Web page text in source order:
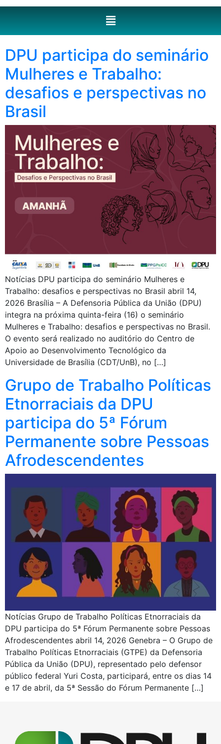
DPU participa do seminário
Mulheres e Trabalho:
desafios e perspectivas no
Brasil
Notícias DPU participa do seminário Mulheres e
Trabalho: desafios e perspectivas no Brasil abril 14,
2026 Brasília – A Defensoria Pública da União (DPU)
integra na próxima quinta-feira (16) o seminário
Mulheres e Trabalho: desafios e perspectivas no Brasil.
O evento será realizado no auditório do Centro de
Apoio ao Desenvolvimento Tecnológico da
Universidade de Brasília (CDT/UnB), no […]
Grupo de Trabalho Políticas
Etnorraciais da DPU
participa do 5ª Fórum
Permanente sobre Pessoas
Afrodescendentes
Notícias Grupo de Trabalho Políticas Etnorraciais da
DPU participa do 5ª Fórum Permanente sobre Pessoas
Afrodescendentes abril 14, 2026 Genebra – O Grupo de
Trabalho Políticas Etnorraciais (GTPE) da Defensoria
Pública da União (DPU), representado pelo defensor
público federal Yuri Costa, participará, entre os dias 14
e 17 de abril, da 5ª Sessão do Fórum Permanente […]